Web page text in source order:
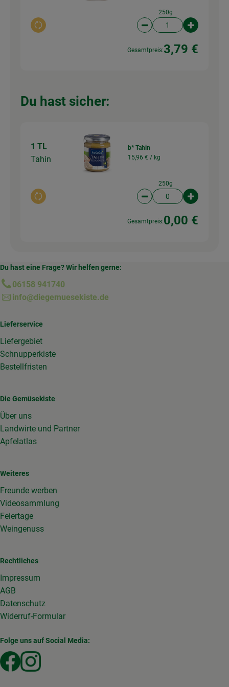
Auswahl ändern
250g
Artikelanzahl
Gesamtpreis:3,79 €
Du hast sicher:
1 TL
Tahin
Auswahl ändern
b* Tahin
15,96 € / kg
250g
Artikelanzahl
Gesamtpreis:0,00 €
Du hast eine Frage? Wir helfen gerne:
06158 941740
info@diegemuesekiste.de
Lieferservice
Liefergebiet
Schnupperkiste
Bestellfristen
Die Gemüsekiste
Über uns
Landwirte und Partner
Apfelatlas
Weiteres
Freunde werben
Videosammlung
Feiertage
Weingenuss
Rechtliches
Impressum
AGB
Datenschutz
Widerruf-Formular
Folge uns auf Social Media:
Externer Link zu https://www.facebook.com/
Externer Link zu https://www.instagram.com/